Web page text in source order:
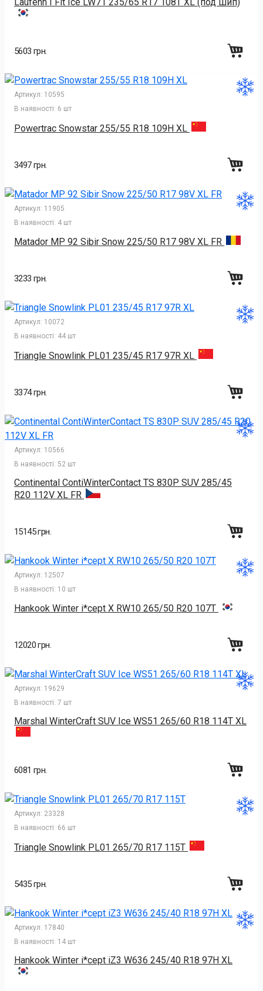
5603 грн.
Артикул: 10595
В наявності: 6 шт
Powertrac Snowstar 255/55 R18 109H XL
3497 грн.
Артикул: 11905
В наявності: 4 шт
Matador MP 92 Sibir Snow 225/50 R17 98V XL FR
3233 грн.
Артикул: 10072
В наявності: 44 шт
Triangle Snowlink PL01 235/45 R17 97R XL
3374 грн.
Артикул: 10566
В наявності: 52 шт
Continental ContiWinterContact TS 830P SUV 285/45
R20 112V XL FR
15145 грн.
Артикул: 12507
В наявності: 10 шт
Hankook Winter i*cept X RW10 265/50 R20 107T
12020 грн.
Артикул: 19629
В наявності: 7 шт
Marshal WinterCraft SUV Ice WS51 265/60 R18 114T XL
6081 грн.
Артикул: 23328
В наявності: 66 шт
Triangle Snowlink PL01 265/70 R17 115T
5435 грн.
Артикул: 17840
В наявності: 14 шт
Hankook Winter i*cept iZ3 W636 245/40 R18 97H XL